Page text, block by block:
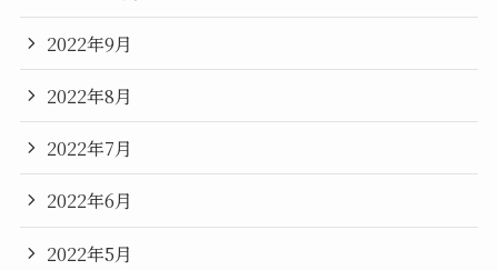
2022年9月
2022年8月
2022年7月
2022年6月
2022年5月